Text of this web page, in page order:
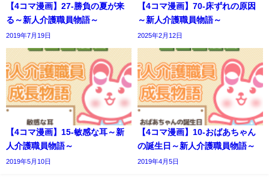
【4コマ漫画】27-勝負の夏が来
る～新人介護職員物語～
2019年7月19日
【4コマ漫画】70-床ずれの原因
～新人介護職員物語～
2025年2月12日
【4コマ漫画】15-敏感な耳～新
人介護職員物語～
2019年5月10日
【4コマ漫画】10-おばあちゃん
の誕生日～新人介護職員物語～
2019年4月5日